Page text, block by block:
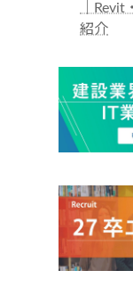
｜
紹介